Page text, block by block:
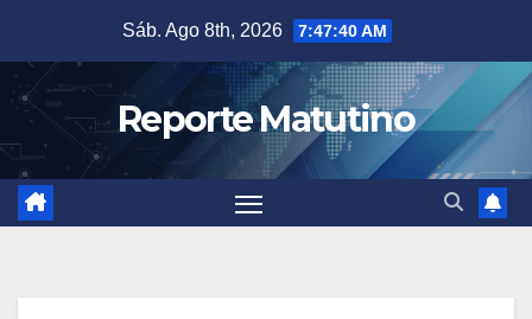
contenido
Sáb. Ago 8th, 2026 7:47:41 AM
Reporte Matutino